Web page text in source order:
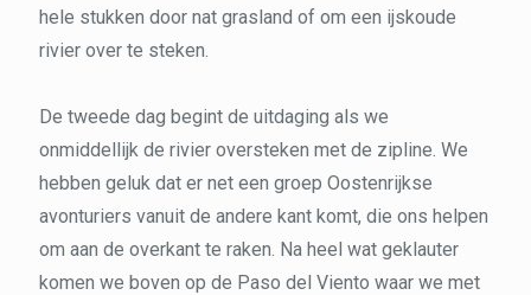
hele stukken door nat grasland of om een ijskoude
rivier over te steken.
De tweede dag begint de uitdaging als we
onmiddellijk de rivier oversteken met de zipline. We
hebben geluk dat er net een groep Oostenrijkse
avonturiers vanuit de andere kant komt, die ons helpen
om aan de overkant te raken. Na heel wat geklauter
komen we boven op de Paso del Viento waar we met